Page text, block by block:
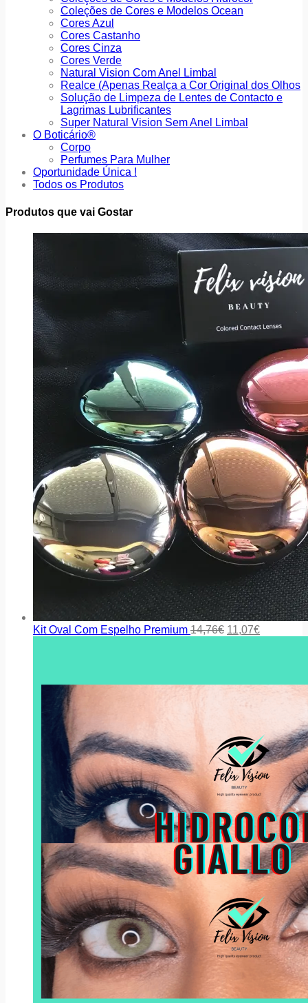
Coleções de Cores e Modelos Ocean
Cores Azul
Cores Castanho
Cores Cinza
Cores Verde
Natural Vision Com Anel Limbal
Realce (Apenas Realça a Cor Original dos Olhos
Solução de Limpeza de Lentes de Contacto e
Lagrimas Lubrificantes
Super Natural Vision Sem Anel Limbal
O Boticário®
Corpo
Perfumes Para Mulher
Oportunidade Única !
Todos os Produtos
Produtos que vai Gostar
Kit Oval Com Espelho Premium 14,76€ 11,07€